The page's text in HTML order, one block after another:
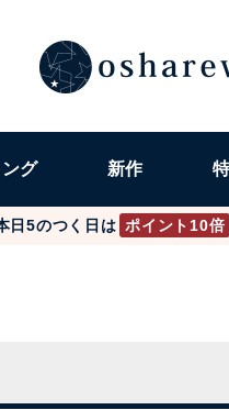
グ 新作
日5のつく日は ポイント10倍